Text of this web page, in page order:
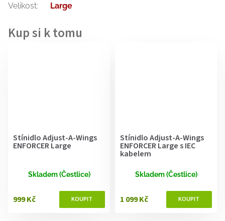
Stínidlo Adjust-A-Wings
ENFORCER Large
Skladem (Čestlice)
999 Kč
Stínidlo Adjust-A-Wings
ENFORCER Large s IEC
kabelem
Skladem (Čestlice)
1 099 Kč
Velikost: Large